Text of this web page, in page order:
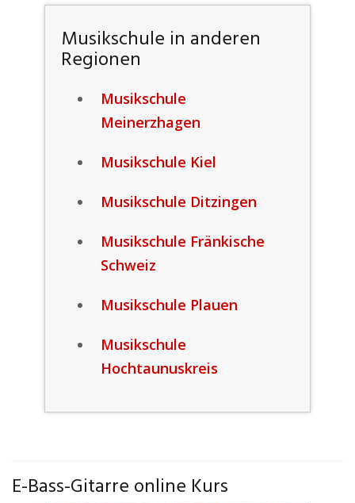
Musikschule in anderen
Regionen
Musikschule
Meinerzhagen
Musikschule Kiel
Musikschule Ditzingen
Musikschule Fränkische
Schweiz
Musikschule Plauen
Musikschule
Hochtaunuskreis
E-Bass-Gitarre online Kurs